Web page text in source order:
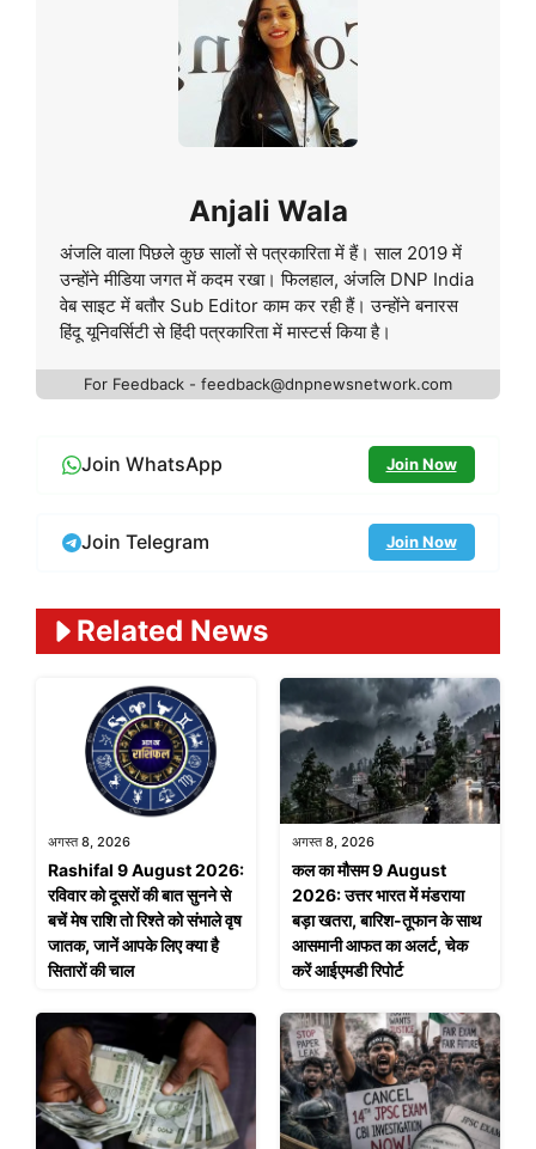
Anjali Wala
अंजलि वाला पिछले कुछ सालों से पत्रकारिता में हैं। साल 2019 में
उन्होंने मीडिया जगत में कदम रखा। फिलहाल, अंजलि DNP India
वेब साइट में बतौर Sub Editor काम कर रही हैं। उन्होंने बनारस
हिंदू यूनिवर्सिटी से हिंदी पत्रकारिता में मास्टर्स किया है।
For Feedback - feedback@dnpnewsnetwork.com
Join WhatsApp Join Now
Join Telegram Join Now
Related News
अगस्त 8, 2026
Rashifal 9 August 2026:
रविवार को दूसरों की बात सुनने से
बचें मेष राशि तो रिश्ते को संभाले वृष
जातक, जानें आपके लिए क्या है
सितारों की चाल
अगस्त 8, 2026
कल का मौसम 9 August
2026: उत्तर भारत में मंडराया
बड़ा खतरा, बारिश-तूफान के साथ
आसमानी आफत का अलर्ट, चेक
करें आईएमडी रिपोर्ट